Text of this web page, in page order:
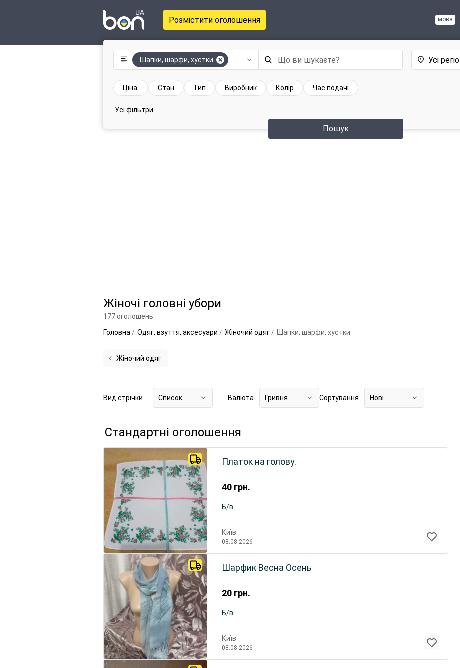
Розмістити оголошення мова
Шапки, шарфи, хустки Усі
Пошук
Ціна Стан Тип Виробник Колір Час подачі
Усі фільтри
Жіночі головні убори
177 оголошень
Головна
Одяг, взуття, аксесуари Жіночий одяг Шапки, шарфи, хустки
Жіночий одяг
Вид стрічки Список Валюта Гривня Сортування Нові
Стандартні оголошення
40 грн.
Платок на голову.
Б/в
Київ
08.08.2026
20 грн.
Шарфик Весна Осень
Б/в
Київ
08.08.2026